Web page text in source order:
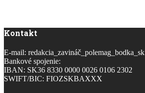
Kontakt
E-mail: redakcia_zavináč_polemag_bodka_sk
Bankové spojenie:
IBAN: SK36 8330 0000 0026 0106 2302
SWIFT/BIC: FIOZSKBAXXX